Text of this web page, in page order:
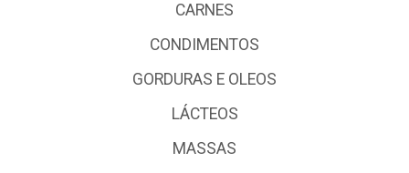
CARNES
CONDIMENTOS
GORDURAS E OLEOS
LÁCTEOS
MASSAS